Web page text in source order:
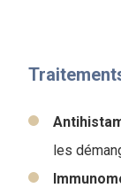
les